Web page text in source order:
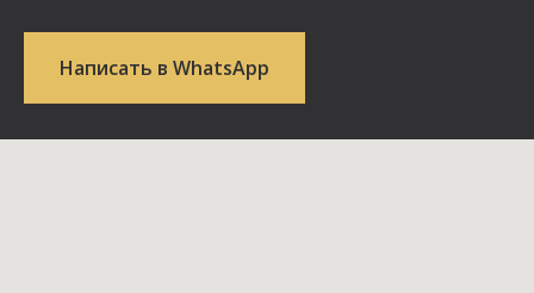
Написать в WhatsApp